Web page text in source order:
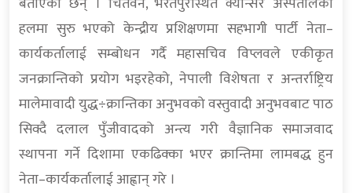
हलमा सुरु भएको केन्द्रीय प्रशिक्षणमा सहभागी पार्टी नेता–
कार्यकर्तालाई सम्बोधन गर्दै महासचिव विप्लवले एकीकृत
जनक्रान्तिको प्रयोग भइरहेको, नेपाली विशेषता र अन्तर्राष्ट्रिय
मालेमावादी युद्ध÷क्रान्तिका अनुभवको वस्तुवादी अनुभवबाट पाठ
सिक्दै दलाल पुँजीवादको अन्त्य गरी वैज्ञानिक समाजवाद
स्थापना गर्ने दिशामा एकढिक्का भएर क्रान्तिमा लामबद्ध हुन
नेता–कार्यकर्तालाई आह्वान् गरे ।